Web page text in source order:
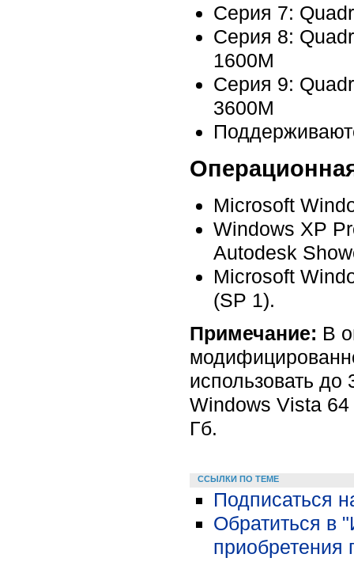
Серия 7:
Серия 8:
1600M
Серия 9:
3600M
Microsoft
Windows XP
Autodesk
Microsoft
(SP 1).
Примечание: В
использовать
Windows Vista
Гб.
ССЫЛКИ ПО ТЕМЕ
Подписаться
Обратиться в
приобретения